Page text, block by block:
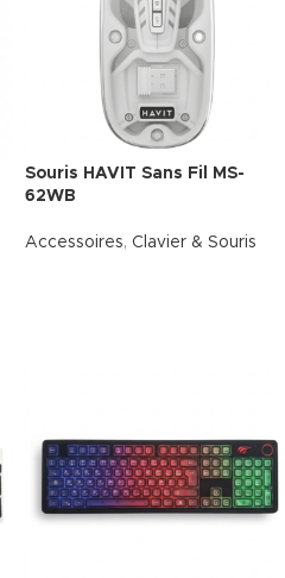
Souris HAVIT Sans Fil MS-
62WB
Accessoires, Clavier & Souris